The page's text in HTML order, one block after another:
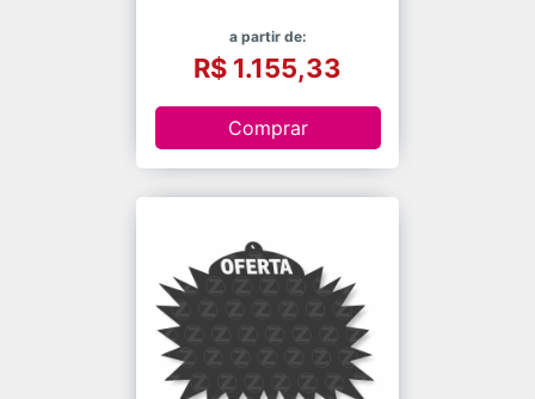
a partir de:
R$ 1.155,33
Comprar